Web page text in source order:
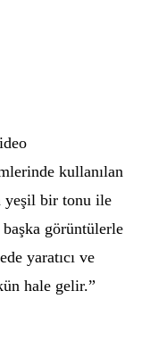
kullanılan
yeşil bir tonu ile
görüntülerle
yaratıcı ve
hale gelir.”